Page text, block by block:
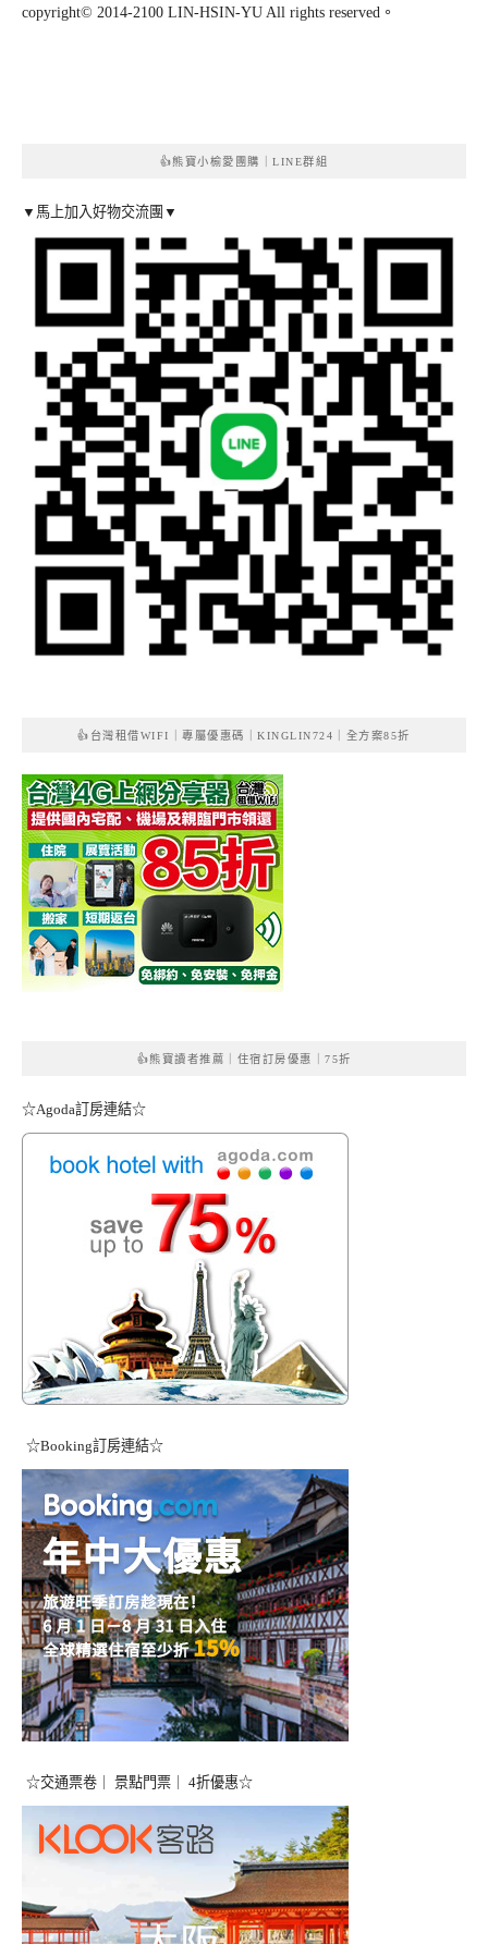
copyright© 2014-2100 LIN-HSIN-YU All rights reserved。
👍熊寶小榆愛團購｜LINE群組
▼馬上加入好物交流團▼
👍台灣租借WIFI｜專屬優惠碼｜KINGLIN724｜全方案85折
👍熊寶讀者推薦｜住宿訂房優惠｜75折
☆Agoda訂房連結☆
☆Booking訂房連結☆
☆交通票卷｜ 景點門票｜ 4折優惠☆